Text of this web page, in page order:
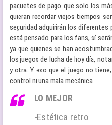
paquetes de pago que solo los
quieran recordar viejos tiempos
seguridad adquirirán los diferentes
está pensado para los fans, sí
ya que quienes se han
los juegos de lucha de hoy día,
y otra. Y eso que el juego no
control ni una mala mecánica.
LO MEJOR
-Estética retro